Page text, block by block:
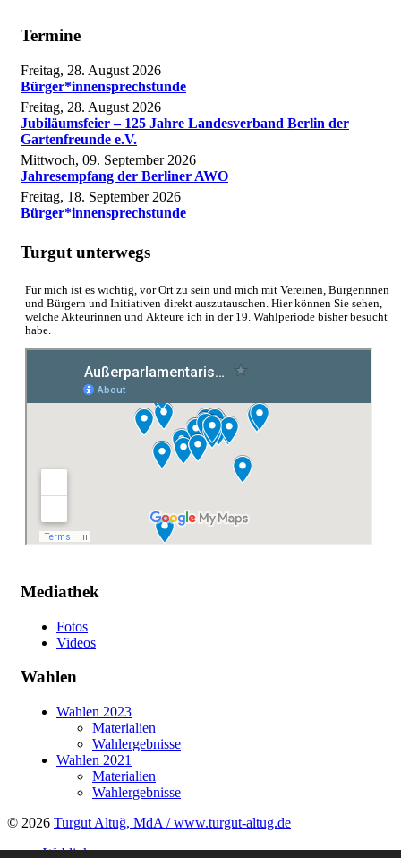
Termine
Freitag, 28. August 2026
Bürger*innensprechstunde
Freitag, 28. August 2026
Jubiläumsfeier – 125 Jahre Landesverband Berlin der
Gartenfreunde e.V.
Mittwoch, 09. September 2026
Jahresempfang der Berliner AWO
Freitag, 18. September 2026
Bürger*innensprechstunde
Turgut unterwegs
Für mich ist es wichtig, vor Ort zu sein und mich mit Vereinen, Bürgerinnen
und Bürgern und Initiativen direkt auszutauschen. Hier können Sie sehen,
welche Akteurinnen und Akteure ich in der 19. Wahlperiode bisher besucht
habe.
Mediathek
Fotos
Videos
Wahlen
Wahlen 2023
Materialien
Wahlergebnisse
Wahlen 2021
Materialien
Wahlergebnisse
© 2026 Turgut Altuğ, MdA / www.turgut-altug.de
Weblinks